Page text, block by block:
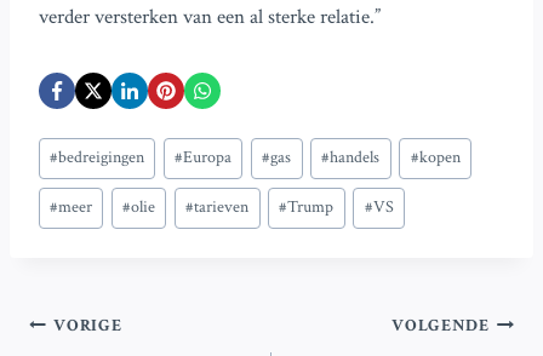
verder versterken van een al sterke relatie.”
Bericht
tags:
#bedreigingen #Europa #gas #handels #kopen
#meer #olie #tarieven #Trump #VS
Bericht
VORIGE VOLGENDE